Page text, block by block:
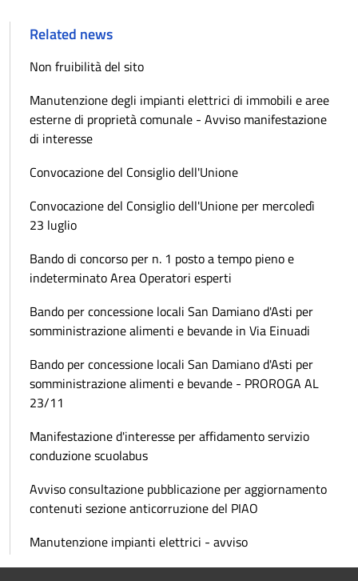
Related news
Non fruibilità del sito
Manutenzione degli impianti elettrici di immobili e aree
esterne di proprietà comunale - Avviso manifestazione
di interesse
Convocazione del Consiglio dell'Unione
Convocazione del Consiglio dell'Unione per mercoledì
23 luglio
Bando di concorso per n. 1 posto a tempo pieno e
indeterminato Area Operatori esperti
Bando per concessione locali San Damiano d'Asti per
somministrazione alimenti e bevande in Via Einuadi
Bando per concessione locali San Damiano d'Asti per
somministrazione alimenti e bevande - PROROGA AL
23/11
Manifestazione d'interesse per affidamento servizio
conduzione scuolabus
Avviso consultazione pubblicazione per aggiornamento
contenuti sezione anticorruzione del PIAO
Manutenzione impianti elettrici - avviso